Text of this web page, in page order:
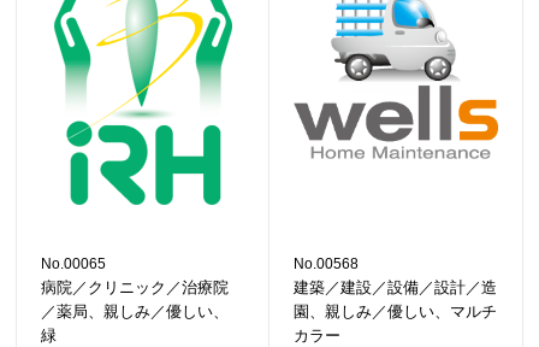
No.00065
病院／クリニック／治療院
／薬局、親しみ／優しい、
緑
No.00568
建築／建設／設備／設計／造
園、親しみ／優しい、マルチ
カラー